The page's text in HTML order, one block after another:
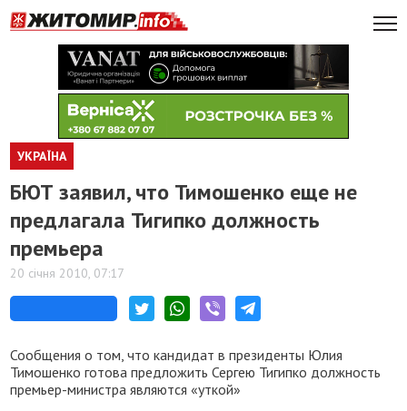
УКРАЇНА
БЮТ заявил, что Тимошенко еще не
предлагала Тигипко должность
премьера
20 січня 2010, 07:17
Сообщения о том, что кандидат в президенты Юлия
Тимошенко готова предложить Сергею Тигипко должность
премьер-министра являются «уткой»